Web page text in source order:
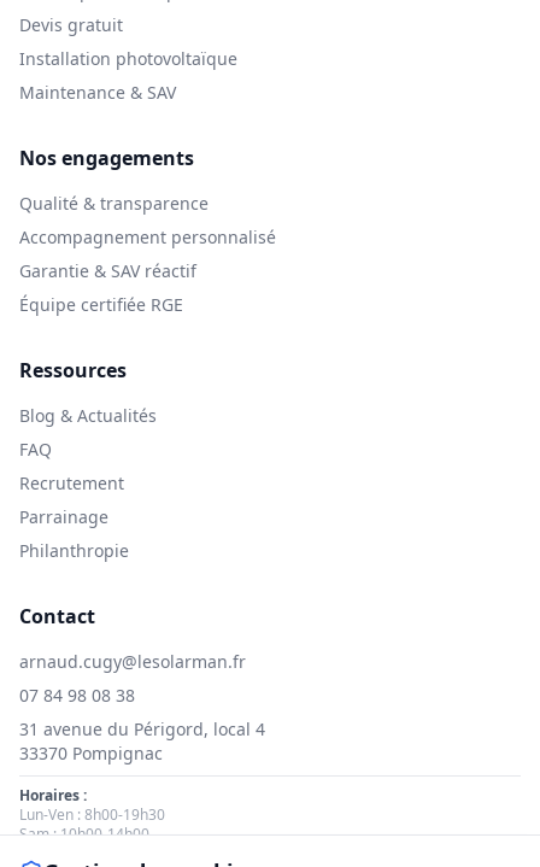
Devis gratuit
Installation photovoltaïque
Maintenance & SAV
Nos engagements
Qualité & transparence
Accompagnement personnalisé
Garantie & SAV réactif
Équipe certifiée RGE
Ressources
Blog & Actualités
FAQ
Recrutement
Parrainage
Philanthropie
Contact
arnaud.cugy@lesolarman.fr
07 84 98 08 38
31 avenue du Périgord, local 4
33370 Pompignac
Horaires :
Lun-Ven : 8h00-19h30
Sam : 10h00-14h00